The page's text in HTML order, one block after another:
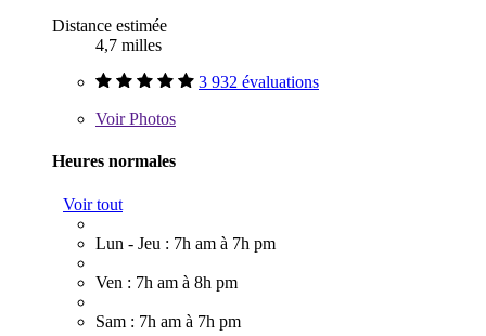
Distance estimée
4,7 milles
3 932 évaluations
VoirPhotos
Heures normales
Voir tout
Lun - Jeu : 7h am à 7h pm
Ven : 7h am à 8h pm
Sam : 7h am à 7h pm